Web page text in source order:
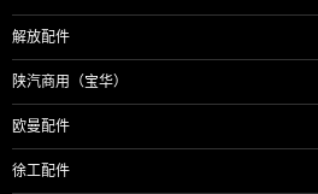
解放配件
陕汽商用（宝华）
欧曼配件
徐工配件